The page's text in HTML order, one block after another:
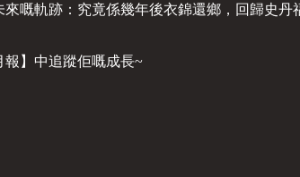
嘅軌跡：究竟係幾年後衣錦還鄉，回歸史
】中追蹤佢嘅成長~